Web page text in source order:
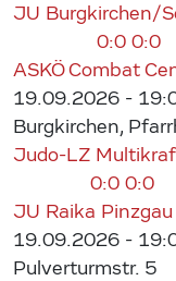
JU Burgkirchen/
0:0 0:0
ASKÖ Combat
19.09.2026 -
Burgkirchen,
Judo-LZ
0:0 0:0
JU Raika Pinzgau
19.09.2026 -
Pulverturmstr. 5